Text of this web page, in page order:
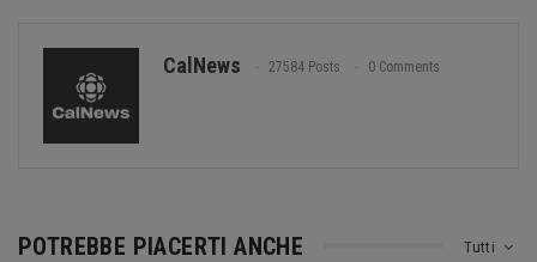
CalNews 27584 Posts 0 Comments
Tutti
POTREBBE PIACERTI ANCHE